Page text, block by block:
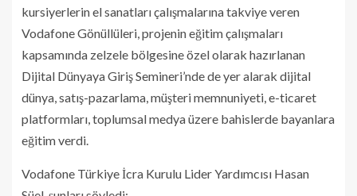
kursiyerlerin el sanatları çalışmalarına takviye veren
Vodafone Gönüllüleri, projenin eğitim çalışmaları
kapsamında zelzele bölgesine özel olarak hazırlanan
Dijital Dünyaya Giriş Semineri’nde de yer alarak dijital
dünya, satış-pazarlama, müşteri memnuniyeti, e-ticaret
platformları, toplumsal medya üzere bahislerde bayanlara
eğitim verdi.
Vodafone Türkiye İcra Kurulu Lider Yardımcısı Hasan